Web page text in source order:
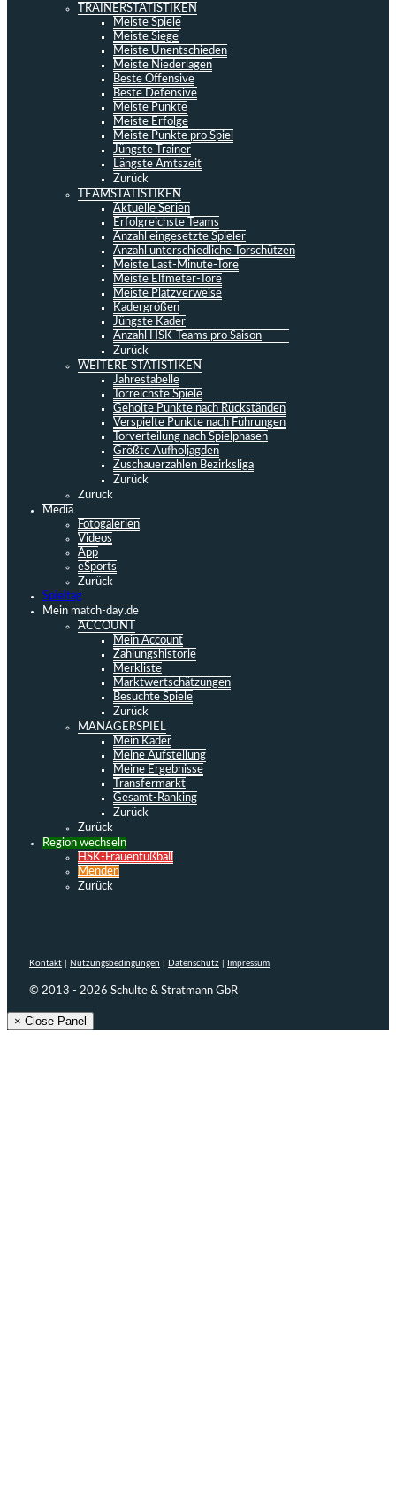
TRAINERSTATISTIKEN
Meiste Spiele
Meiste Siege
Meiste Unentschieden
Meiste Niederlagen
Beste Offensive
Beste Defensive
Meiste Punkte
Meiste Erfolge
Meiste Punkte pro Spiel
Jüngste Trainer
Längste Amtszeit
Zurück
TEAMSTATISTIKEN
Aktuelle Serien
Erfolgreichste Teams
Anzahl eingesetzte Spieler
Anzahl unterschiedliche Torschützen
Meiste Last-Minute-Tore
Meiste Elfmeter-Tore
Meiste Platzverweise
Kadergrößen
Jüngste Kader
Anzahl HSK-Teams pro Saison
Zurück
WEITERE STATISTIKEN
Jahrestabelle
Torreichste Spiele
Geholte Punkte nach Rückständen
Verspielte Punkte nach Führungen
Torverteilung nach Spielphasen
Größte Aufholjagden
Zuschauerzahlen Bezirksliga
Zurück
Zurück
Media
Fotogalerien
Videos
App
eSports
Zurück
Spieltag
Mein match-day.de
ACCOUNT
Mein Account
Zahlungshistorie
Merkliste
Marktwertschätzungen
Besuchte Spiele
Zurück
MANAGERSPIEL
Mein Kader
Meine Aufstellung
Meine Ergebnisse
Transfermarkt
Gesamt-Ranking
Zurück
Zurück
Region wechseln
HSK-Frauenfußball
Menden
Zurück
Kontakt Nutzungsbedingungen Datenschutz Impressum
© 2013 - 2026 Schulte & Stratmann GbR
× Close Panel